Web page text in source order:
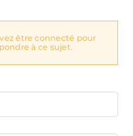
être connecté pour
à ce sujet.